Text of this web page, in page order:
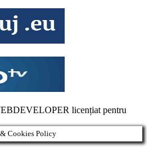
licențiat pentru
Cookies Policy